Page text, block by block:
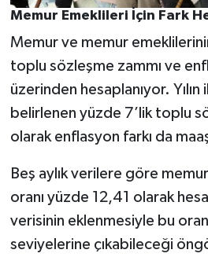
Memur Emeklileri İçin Fark
Memur ve memur
toplu sözleşme zammı ve
üzerinden hesaplanıyor. Yılın
belirlenen yüzde 7’lik toplu
olarak enflasyon farkı da
Beş aylık verilere göre
oranı yüzde 12,41 olarak
verisinin eklenmesiyle bu
seviyelerine çıkabileceği